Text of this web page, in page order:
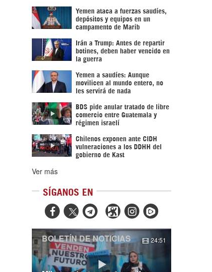
Yemen ataca a fuerzas saudíes,
depósitos y equipos en un
campamento de Marib
Irán a Trump: Antes de repartir
botines, deben haber vencido en
la guerra
Yemen a saudíes: Aunque
movilicen al mundo entero, no
les servirá de nada
BDS pide anular tratado de libre
comercio entre Guatemala y
régimen israelí
Chilenos exponen ante CIDH
vulneraciones a los DDHH del
gobierno de Kast
Ver más
SÍGANOS EN
  
BOLETÍN DE NOTICIAS 24:51